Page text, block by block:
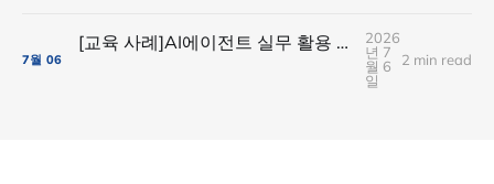
7월 06
[교육 사례]AI에이전트 실무 활용 실습(아이스크림미디어)
2026
년 7
월 6
일
2 min read